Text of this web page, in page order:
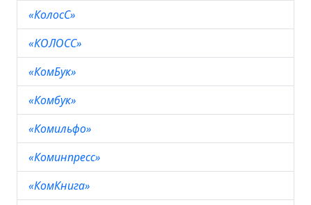
«КолосС»
«КОЛОСС»
«КомБук»
«Комбук»
«Комильфо»
«Коминпресс»
«КомКнига»